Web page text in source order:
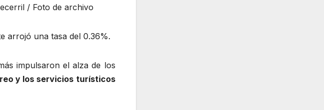
arrojó una tasa del 0.36%.
impulsaron el alza de los
y los servicios turísticos